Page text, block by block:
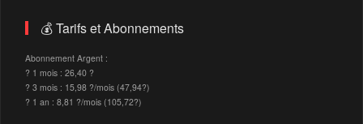
💰 Tarifs et Abonnements
Abonnement Argent :
? 1 mois : 26,40 ?
? 3 mois : 15,98 ?/mois (47,94?)
? 1 an : 8,81 ?/mois (105,72?)